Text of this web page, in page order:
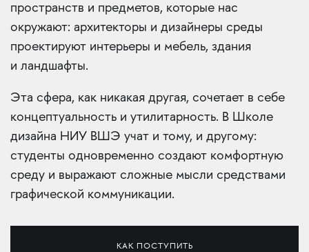
пространств и предметов, которые нас
окружают: архитекторы и дизайнеры среды
проектируют интерьеры и мебель, здания
и ландшафты.
Эта сфера, как никакая другая, сочетает в себе
концептуальность и утилитарность. В Школе
дизайна НИУ ВШЭ учат и тому, и другому:
студенты одновременно создают комфортную
среду и выражают сложные мысли средствами
графической коммуникации.
КАК ПОСТУПИТЬ